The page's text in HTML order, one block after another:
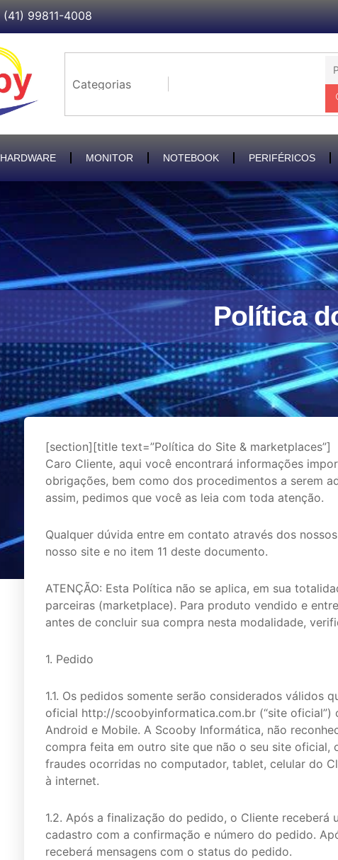
(41) 99811-4008
HARDWARE MONITOR NOTEBOOK PERIFÉRICOS
Política
[section][title text=”Política do Site & marketplaces”]
Caro Cliente, aqui você encontrará informações
obrigações, bem como dos procedimentos a serem
assim, pedimos que você as leia com toda atenção.
Qualquer dúvida entre em contato através dos
nosso site e no item 11 deste documento.
ATENÇÃO: Esta Política não se aplica, em sua
parceiras (marketplace). Para produto vendido e
antes de concluir sua compra nesta modalidade,
1. Pedido
1.1. Os pedidos somente serão considerados válidos
oficial http://scoobyinformatica.com.br (“site oficial”)
Android e Mobile. A Scooby Informática, não
compra feita em outro site que não o seu site oficial,
fraudes ocorridas no computador, tablet, celular do
à internet.
1.2. Após a finalização do pedido, o Cliente receberá
cadastro com a confirmação e número do pedido.
receberá mensagens com o status do pedido.